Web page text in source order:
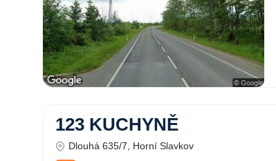
123 KUCHYNĚ
Dlouhá 635/7, Horní Slavkov